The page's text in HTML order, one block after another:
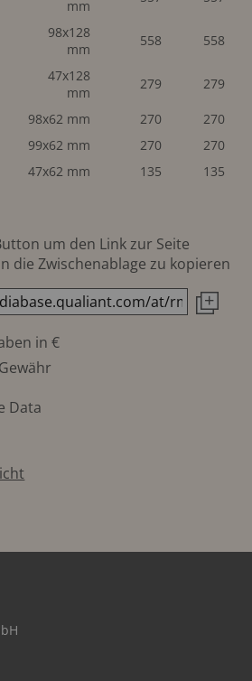
mm
98x128
mm
558 558
47x128
mm
279 279
98x62 mm 270
270
99x62 mm 270
270
47x62 mm 135 135
um den Link zur Seite
die Zwischenablage zu kopieren
in €
Data